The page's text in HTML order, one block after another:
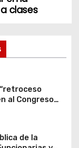
clases
al Congreso
elimina el
30 días
de la